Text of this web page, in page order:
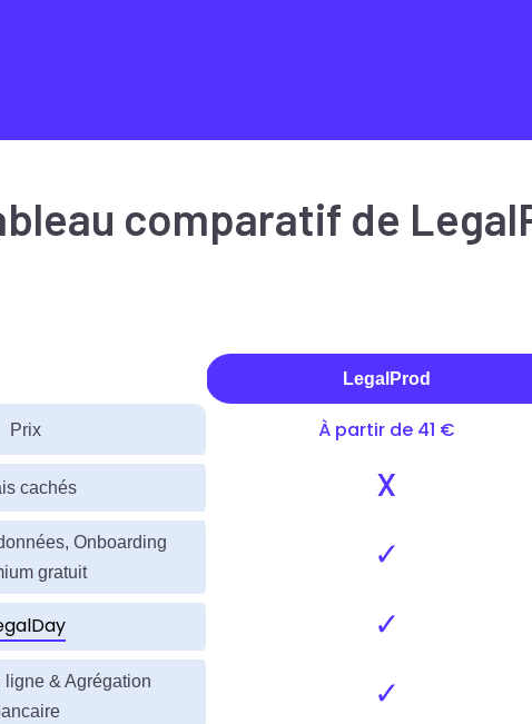
comparatif de
LegalProd
Prix À partir de 41 €
cachés X
Onboarding
gratuit
✓
✓
ligne & Agrégation
✓